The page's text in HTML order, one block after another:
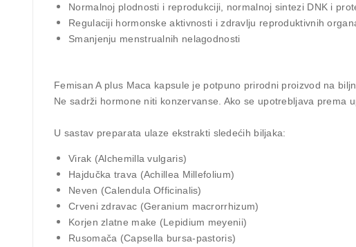
Normalnoj plodnosti i reprodukciji , normalnoj sintezi DNK i
Regulaciji hormonske aktivnosti i zdravlju reproduktivnih
Smanjenju menstrualnih nelagodnosti
Femisan A plus Maca kapsule je potpuno prirodni proizvod na
Ne sadrži hormone niti konzervanse. Ako se upotrebljava prema
U sastav preparata ulaze ekstrakti sledećih biljaka:
Virak (Alchemilla vulgaris)
Hajdučka trava (Achillea Millefolium)
Neven (Calendula Officinalis)
Crveni zdravac (Geranium macrorrhizum)
Korjen zlatne make (Lepidium meyenii)
Rusomača (Capsella bursa-pastoris)